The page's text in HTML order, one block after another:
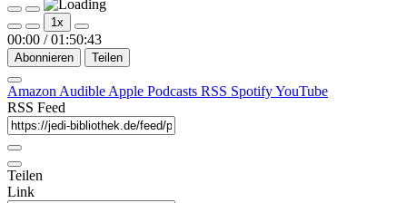
Play
Episode
Pause
Episode
1x
00:00 / 01:50:43
Abonnieren Teilen
Amazon Audible Apple Podcasts RSS SpotifyYouTube
RSS Feed
Teilen
Link